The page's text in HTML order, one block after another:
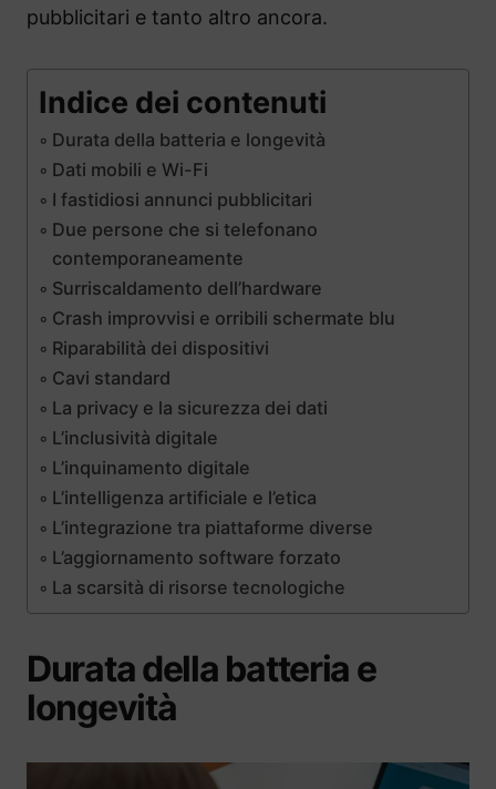
pubblicitari e tanto altro ancora.
Indice dei contenuti
Durata della batteria e longevità
Dati mobili e Wi-Fi
I fastidiosi annunci pubblicitari
Due persone che si telefonano
contemporaneamente
Surriscaldamento dell’hardware
Crash improvvisi e orribili schermate blu
Riparabilità dei dispositivi
Cavi standard
La privacy e la sicurezza dei dati
L’inclusività digitale
L’inquinamento digitale
L’intelligenza artificiale e l’etica
L’integrazione tra piattaforme diverse
L’aggiornamento software forzato
La scarsità di risorse tecnologiche
Durata della batteria e
longevità